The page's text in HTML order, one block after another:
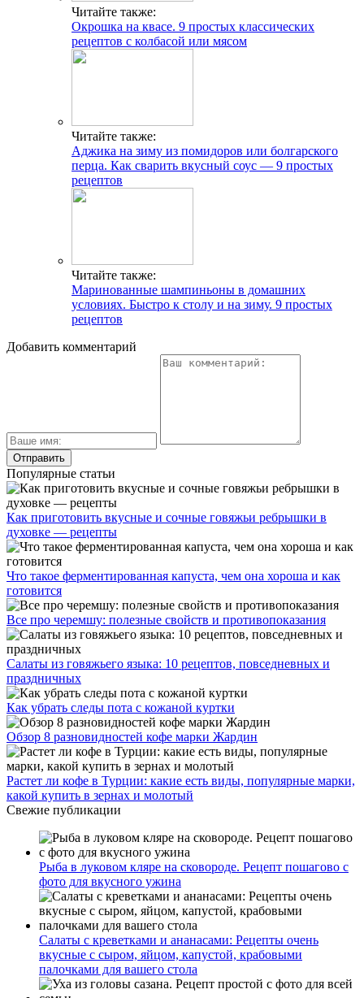
Читайте также:
Окрошка на квасе. 9 простых классических
рецептов с колбасой или мясом
Читайте также:
Аджика на зиму из помидоров или болгарского
перца. Как сварить вкусный соус — 9 простых
рецептов
Читайте также:
Маринованные шампиньоны в домашних
условиях. Быстро к столу и на зиму. 9 простых
рецептов
Добавить комментарий
Популярные статьи
Как приготовить вкусные и сочные говяжьи ребрышки в
духовке — рецепты
Что такое ферментированная капуста, чем она хороша и как
готовится
Все про черемшу: полезные свойств и противопоказания
Салаты из говяжьего языка: 10 рецептов, повседневных и
праздничных
Как убрать следы пота с кожаной куртки
Обзор 8 разновидностей кофе марки Жардин
Растет ли кофе в Турции: какие есть виды, популярные марки,
какой купить в зернах и молотый
Свежие публикации
Рыба в луковом кляре на сковороде. Рецепт пошагово с
фото для вкусного ужина
Салаты с креветками и ананасами: Рецепты очень
вкусные с сыром, яйцом, капустой, крабовыми
палочками для вашего стола